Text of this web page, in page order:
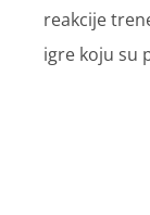
reakcije
igre koju su